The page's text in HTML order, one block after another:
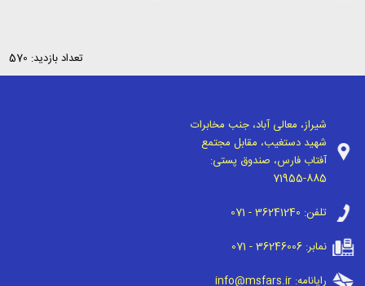
تعداد بازدید: 570
شیراز، معالی آباد، جنب مخابرات
شهید دستغیب، مقابل مجتمع
آفتاب فارس، صندوق پستی:
71955-885
تلفن: 071 - 36241240
نمابر:071 - 36246006
رایانامه:info@msfars.ir